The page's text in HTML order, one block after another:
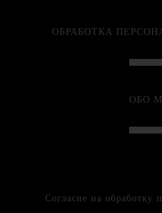
ОБРАБОТКА
ОБО
Согласие на обработку